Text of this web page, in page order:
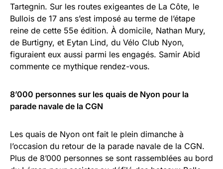
Tartegnin. Sur les routes exigeantes de La Côte, le
Bullois de 17 ans s’est imposé au terme de l’étape
reine de cette 55e édition. À domicile, Nathan Mury,
de Burtigny, et Eytan Lind, du Vélo Club Nyon,
figuraient eux aussi parmi les engagés. Samir Abid
commente ce mythique rendez-vous.
8’000 personnes sur les quais de Nyon pour la
parade navale de la CGN
Les quais de Nyon ont fait le plein dimanche à
l’occasion du retour de la parade navale de la CGN.
Plus de 8’000 personnes se sont rassemblées au bord